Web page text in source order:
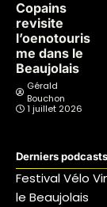
Copains
revisite
l’oenotouris
me dans le
Beaujolais
Gérald
Bouchon
1 juillet 2026
Derniers podcasts
Festival Vélo
le Beaujolais